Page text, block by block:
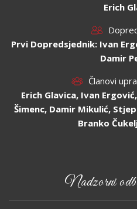
Erich
Prvi Dopredsjednik: Ivan
Damir
Članovi
Erich Glavica, Ivan
Šimenc, Damir Mikulić,
Branko
Nadzorni